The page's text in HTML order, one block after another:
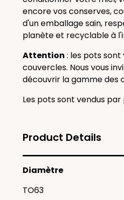
encore vos conserves,
d'un emballage sain,
planète et recyclable à
Attention : les pots sont
couvercles. Nous vous
découvrir la gamme des
Les pots sont vendus par
Product Details
Diamètre
TO63